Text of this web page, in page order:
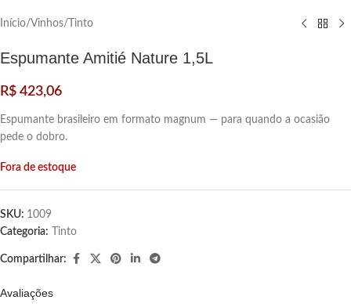
Início/Vinhos/ Tinto
Espumante Amitié Nature 1,5L
R$ 423,06
Espumante brasileiro em formato magnum — para quando a ocasião
pede o dobro.
Fora de estoque
SKU: 1009
Categoria:
Tinto
Compartilhar:
Avaliações